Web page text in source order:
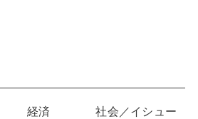
経済 社会／イシュー